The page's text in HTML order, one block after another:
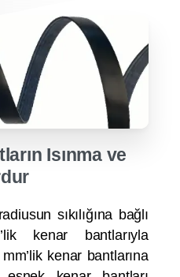
Isınma ve
sıkılığına bağlı
kenar bantlarıyla
kenar bantlarına